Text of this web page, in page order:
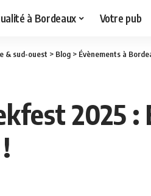
à Bordeaux Votre pub
& sud-ouest > Blog > Évènements à
2025